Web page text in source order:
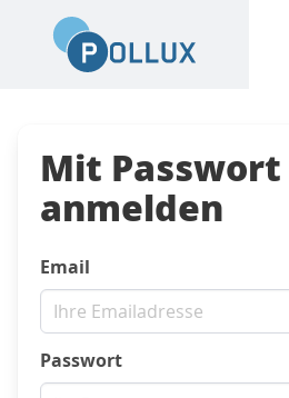
Mit Passwort
anmelden
Email
Passwort